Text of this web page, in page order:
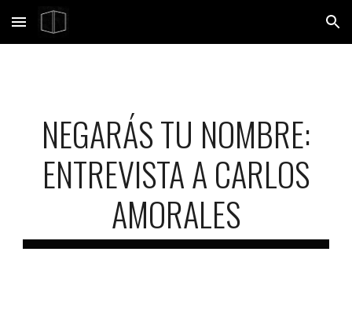
Skip to main content Skip to navigation
NEGARÁS TU NOMBRE:
ENTREVISTA A CARLOS
AMORALES